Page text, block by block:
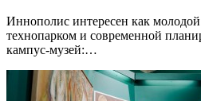
Иннополис интересен как
технопарком и современной
кампус-музей:…